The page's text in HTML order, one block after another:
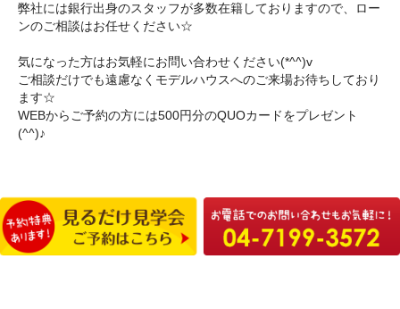
弊社には銀行出身のスタッフが多数在籍しておりますので、ロー
ンのご相談はお任せください☆
気になった方はお気軽にお問い合わせください(*^^)v
ご相談だけでも遠慮なくモデルハウスへのご来場お待ちしており
ます☆
WEBからご予約の方には500円分のQUOカードをプレゼント
(^^)♪